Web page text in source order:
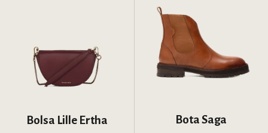
Bolsa Lille Ertha Bota Saga